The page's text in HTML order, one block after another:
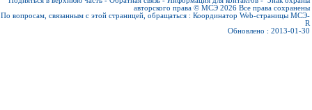
авторского права © МСЭ 2026 Все права сохранены
По вопросам, связанным с этой страницей, обращаться : Координатор Web-страницы МСЭ-
R
Обновлено : 2013-01-30